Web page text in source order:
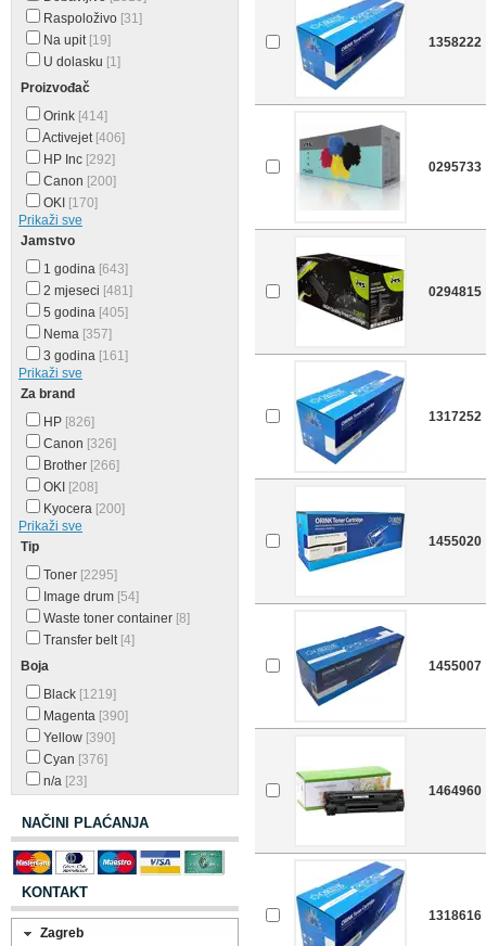
Raspoloživo [31]
Na upit [19]
U dolasku [1]
Proizvođač
Orink [414]
Activejet [406]
HP Inc [292]
Canon [200]
OKI [170]
Prikaži sve
Jamstvo
1 godina [643]
2 mjeseci [481]
5 godina [405]
Nema [357]
3 godina [161]
Prikaži sve
Za brand
HP [826]
Canon [326]
Brother [266]
OKI [208]
Kyocera [200]
Prikaži sve
Tip
Toner [2295]
Image drum [54]
Waste toner container [8]
Transfer belt [4]
Boja
Black [1219]
Magenta [390]
Yellow [390]
Cyan [376]
n/a [23]
NAČINI PLAĆANJA
KONTAKT
Zagreb
1358222
0295733
0294815
1317252
1455020
1455007
1464960
1318616